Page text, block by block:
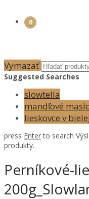
0
Vymazať
Suggested Searches
slowtella
mandľové
lieskovce v
press Enterto search
produkty.
Perníkové-